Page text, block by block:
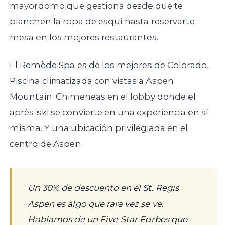
mayordomo que gestiona desde que te
planchen la ropa de esquí hasta reservarte
mesa en los mejores restaurantes.
El Remède Spa es de los mejores de Colorado.
Piscina climatizada con vistas a Aspen
Mountain. Chimeneas en el lobby donde el
après-ski se convierte en una experiencia en sí
misma. Y una ubicación privilegiada en el
centro de Aspen.
Un 30% de descuento en el St. Regis
Aspen es algo que rara vez se ve.
Hablamos de un Five-Star Forbes que